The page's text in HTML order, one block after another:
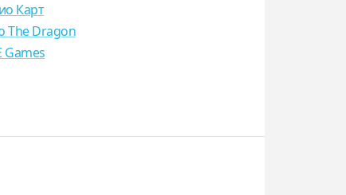
Карт
The Dragon
Games